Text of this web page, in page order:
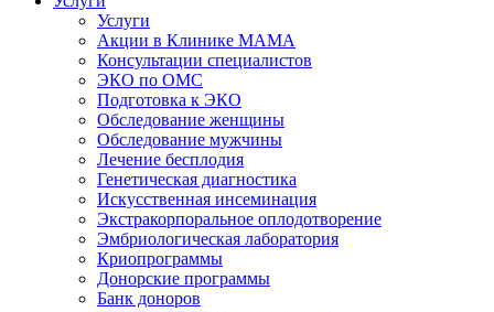
Услуги
Акции в Клинике МАМА
Консультации специалистов
ЭКО по ОМС
Подготовка к ЭКО
Обследование женщины
Обследование мужчины
Лечение бесплодия
Генетическая диагностика
Искусственная инсеминация
Экстракорпоральное оплодотворение
Эмбриологическая лаборатория
Криопрограммы
Донорские программы
Банк доноров